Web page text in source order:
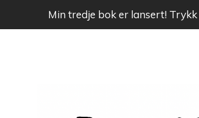
Min tredje bok er lansert!